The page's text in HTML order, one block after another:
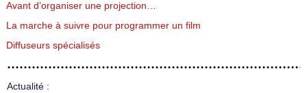
Avant d’organiser une projection…
La marche à suivre pour programmer un film
Diffuseurs spécialisés
Actualité :